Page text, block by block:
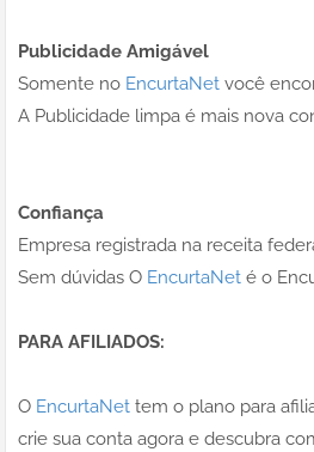
Publicidade Amigável
Somente no EncurtaNet você
A Publicidade limpa é mais nova
Confiança
Empresa registrada na receita
Sem dúvidas O EncurtaNet é o
PARA AFILIADOS:
O EncurtaNet tem o plano para
crie sua conta agora e descubra